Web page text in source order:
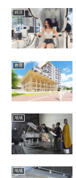
経済
教育
地域
地域